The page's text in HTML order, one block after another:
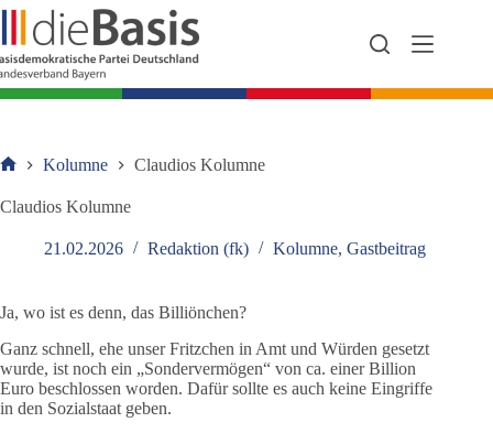
Zum
Inhalt
springen
Kolumne Claudios Kolumne
Claudios Kolumne
21.02.2026 Redaktion (fk) Kolumne, Gastbeitrag
Ja, wo ist es denn, das Billiönchen?
Ganz schnell, ehe unser Fritzchen in Amt und Würden gesetzt
wurde, ist noch ein „Sondervermögen“ von ca. einer Billion
Euro beschlossen worden. Dafür sollte es auch keine Eingriffe
in den Sozialstaat geben.